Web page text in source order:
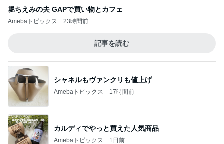
堀ちえみの夫 GAPで買い物とカフェ
Amebaトピックス 23時間前
記事を読む
シャネルもヴァンクリも値上げ
Amebaトピックス 17時間前
カルディでやっと買えた人気商品
Amebaトピックス 1日前